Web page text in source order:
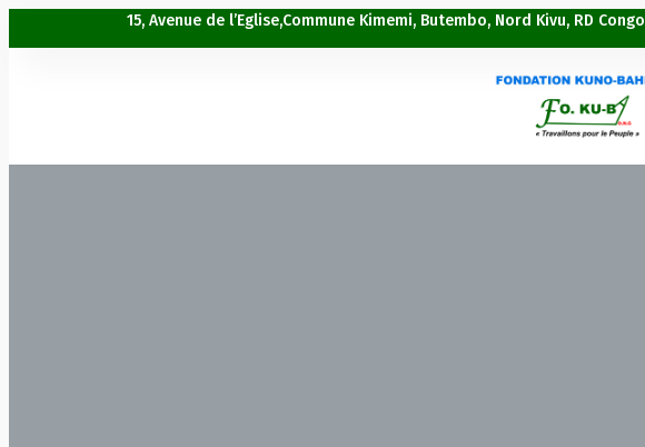
15, Avenue de l’Eglise,Commune Kimemi, Butembo, Nord Kivu, RD Congo